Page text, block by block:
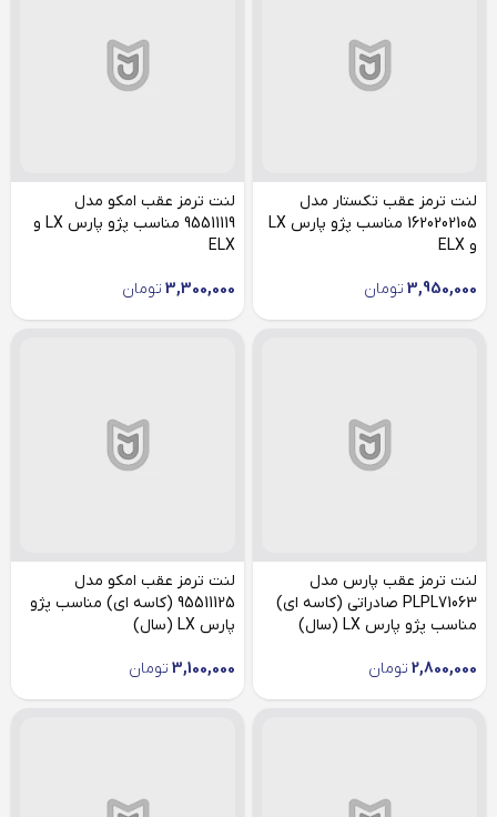
لنت ترمز عقب تکستار مدل
1620202105 مناسب پژو پارس LX
و ELX
3,950,000 تومان
لنت ترمز عقب امکو مدل
95511119 مناسب پژو پارس LX و
ELX
3,300,000 تومان
لنت ترمز عقب پارس مدل
PLPL71063 صادراتی (کاسه ای)
مناسب پژو پارس LX (سال)
2,800,000 تومان
لنت ترمز عقب امکو مدل
95511125 (کاسه ای) مناسب پژو
پارس LX (سال)
3,100,000 تومان